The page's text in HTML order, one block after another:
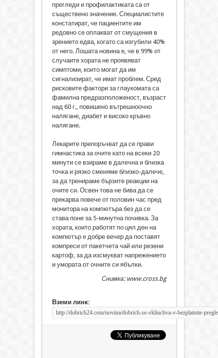
прегледи и профилактиката са от
съществено значение. Специалистите
констатират, че пациентите им
редовно се оплакват от смущения в
зрението едва, когато са изгубили 40%
от него. Лошата новина е, че в 99% от
случаите хората не проявяват
симптоми, които могат да им
сигнализират, че имат проблем. Сред
рисковите фактори за глаукомата са
фамилна предразположеност, възраст
над 60 г., повишено вътрешноочно
налягане, диабет и високо кръвно
налягане.
Лекарите препоръчват да се прави
гимнастика за очите като на всеки 20
минути се взираме в далечна и близка
точка и рязко сменяме близко-далече,
за да тренираме бързите реакции на
очите си. Освен това не бива да се
прекарва повече от половин час пред
монитора на компютъра без да се
става поне за 5-минутна почивка. За
хората, които работят по цял ден на
компютър е добре вечер да поставят
компреси от пакетчета чай или резени
картоф, за да изсмукват напрежението
и умората от очните си ябълки.
Снимка: www.cross.bg
Вземи линк: